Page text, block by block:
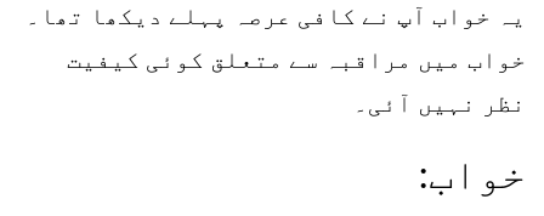
یہ خواب آپ نے کافی عرصہ پہلے دیکھا تھا۔
خواب میں مراقبہ سے متعلق کوئی کیفیت
نظر نہیں آئی۔
خواب: